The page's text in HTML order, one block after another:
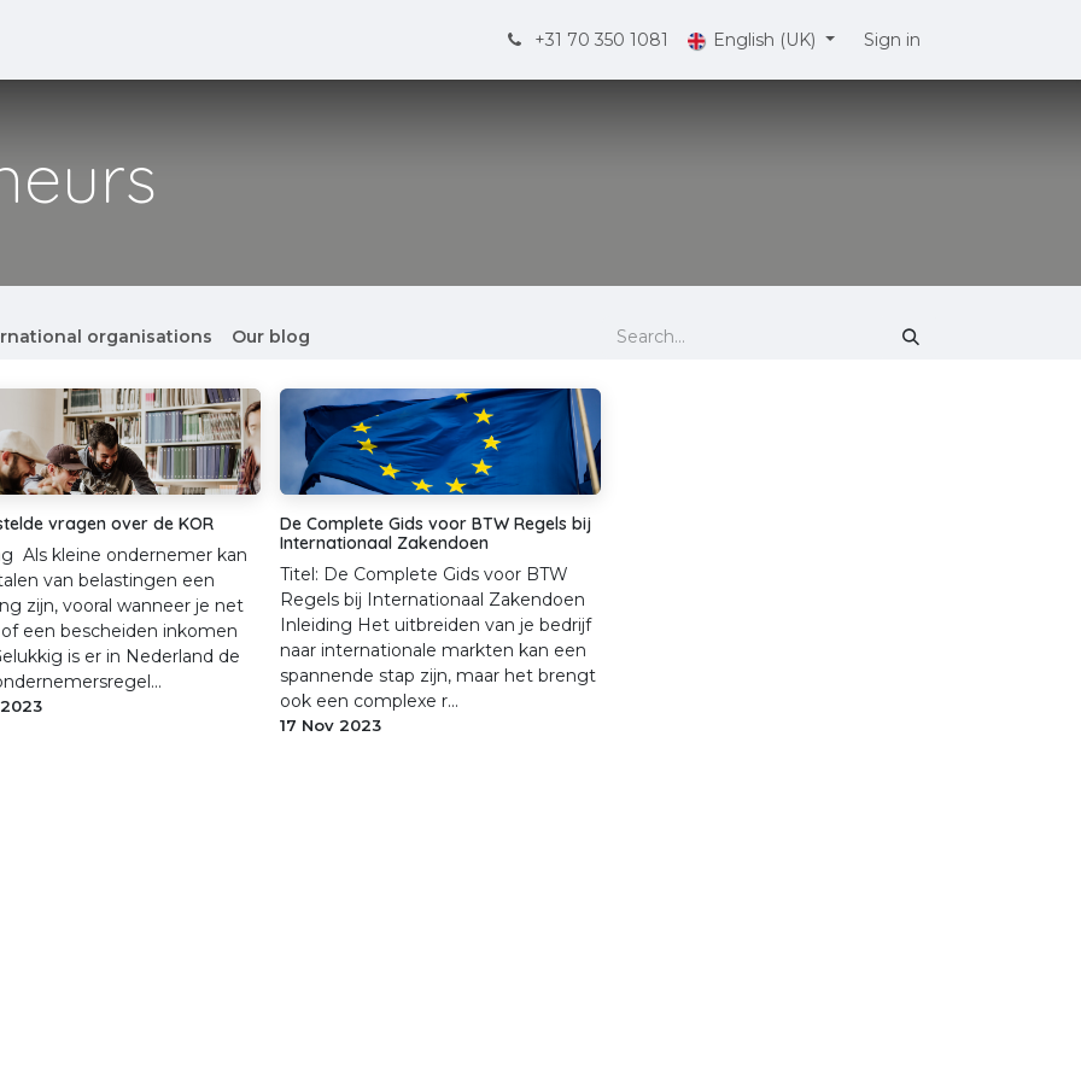
+31 70 350 1081 English (UK) Sign in
organisations Our blog
vragen over de KOR
Als kleine ondernemer kan
van belastingen een
zijn, vooral wanneer je net
een bescheiden inkomen
is er in Nederland de
De Complete Gids voor BTW Regels bij
Internationaal Zakendoen
Titel: De Complete Gids voor BTW
Regels bij Internationaal Zakendoen
Inleiding Het uitbreiden van je bedrijf
naar internationale markten kan een
spannende stap zijn, maar het brengt
ook een complexe r...
17 Nov 2023